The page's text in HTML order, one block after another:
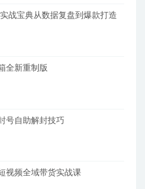
战宝典从数据复盘到爆款打造
全新重制版
号自助解封技巧
视频全域带货实战课